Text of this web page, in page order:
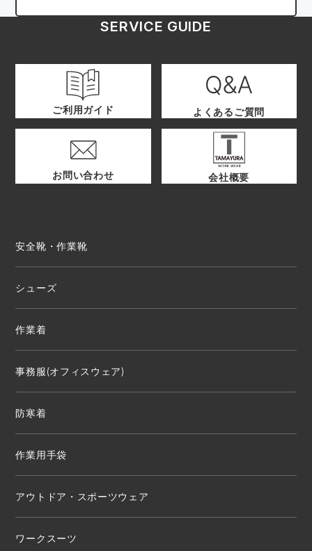
SERVICE GUIDE
ご利用ガイド よくあるご質問
お問い合わせ 会社概要
安全靴・作業靴
シューズ
作業着
事務服(オフィスウェア)
防寒着
作業用手袋
アウトドア・スポーツウェア
ワークスーツ